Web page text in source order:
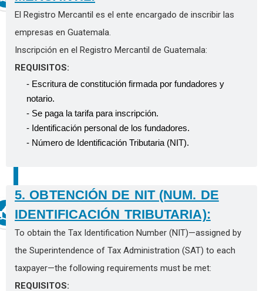
El Registro Mercantil es el ente encargado de inscribir las
empresas en Guatemala.
Inscripción en el Registro Mercantil de Guatemala:
REQUISITOS:
- Escritura de constitución firmada por fundadores y
notario.
- Se paga la tarifa para inscripción.
- Identificación personal de los fundadores.
- Número de Identificación Tributaria (NIT).
5. OBTENCIÓN DE NIT (NUM. DE
IDENTIFICACIÓN TRIBUTARIA):
To obtain the Tax Identification Number (NIT)—assigned by
the Superintendence of Tax Administration (SAT) to each
taxpayer—the following requirements must be met:
REQUISITOS: